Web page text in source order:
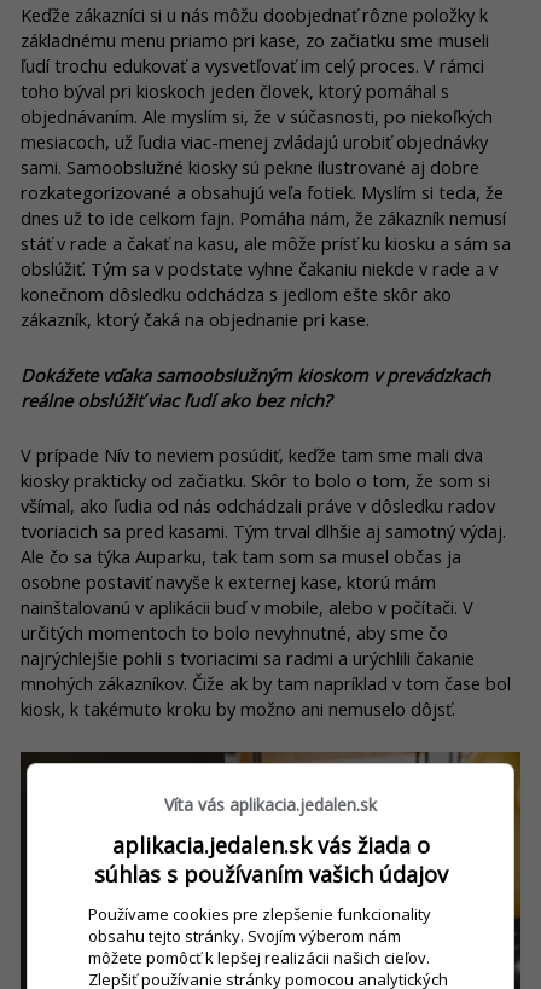
Keďže zákazníci si u nás môžu doobjednať rôzne položky k
základnému menu priamo pri kase, zo začiatku sme museli
ľudí trochu edukovať a vysvetľovať im celý proces. V rámci
toho býval pri kioskoch jeden človek, ktorý pomáhal s
objednávaním. Ale myslím si, že v súčasnosti, po niekoľkých
mesiacoch, už ľudia viac-menej zvládajú urobiť objednávky
sami. Samoobslužné kiosky sú pekne ilustrované aj dobre
rozkategorizované a obsahujú veľa fotiek. Myslím si teda, že
dnes už to ide celkom fajn. Pomáha nám, že zákazník nemusí
stáť v rade a čakať na kasu, ale môže prísť ku kiosku a sám sa
obslúžiť. Tým sa v podstate vyhne čakaniu niekde v rade a v
konečnom dôsledku odchádza s jedlom ešte skôr ako
zákazník, ktorý čaká na objednanie pri kase.
Dokážete vďaka samoobslužným kioskom v prevádzkach
reálne obslúžiť viac ľudí ako bez nich?
V prípade Nív to neviem posúdiť, keďže tam sme mali dva
kiosky prakticky od začiatku. Skôr to bolo o tom, že som si
všímal, ako ľudia od nás odchádzali práve v dôsledku radov
tvoriacich sa pred kasami. Tým trval dlhšie aj samotný výdaj.
Ale čo sa týka Auparku, tak tam som sa musel občas ja
osobne postaviť navyše k externej kase, ktorú mám
nainštalovanú v aplikácii buď v mobile, alebo v počítači. V
určitých momentoch to bolo nevyhnutné, aby sme čo
najrýchlejšie pohli s tvoriacimi sa radmi a urýchlili čakanie
mnohých zákazníkov. Čiže ak by tam napríklad v tom čase bol
kiosk, k takémuto kroku by možno ani nemuselo dôjsť.
Víta vás aplikacia.jedalen.sk
aplikacia.jedalen.sk vás žiada o
súhlas s používaním vašich údajov
Používame cookies pre zlepšenie funkcionality
obsahu tejto stránky. Svojím výberom nám
môžete pomôcť k lepšej realizácii našich cieľov.
Zlepšiť používanie stránky pomocou analytických